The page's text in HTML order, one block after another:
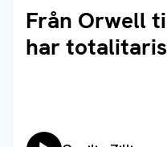
Från Orwell
har
Läs artikel